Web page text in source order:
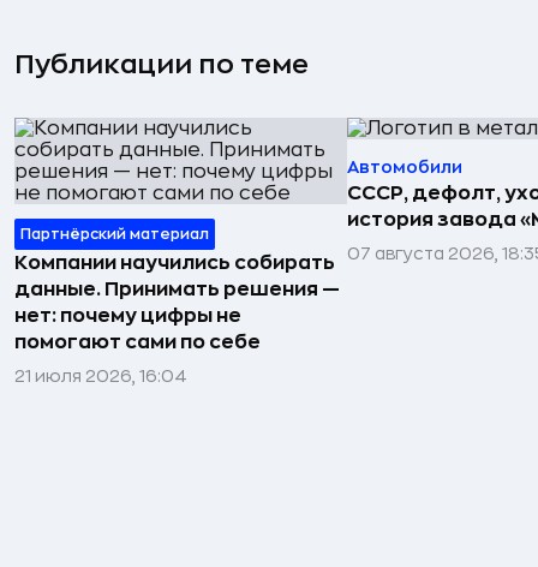
Публикации по теме
Партнёрский материал
Компании научились собирать
данные. Принимать решения —
нет: почему цифры не
помогают сами по себе
21 июля 2026, 16:04
Автомобили
СССР, дефолт,
история завода
07 августа 2026,